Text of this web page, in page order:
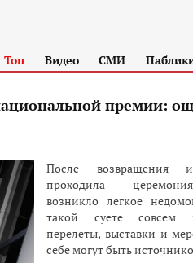
Топ Видео СМИ
премии:
После возвращения
проходила
возникло легкое
такой суете совсем
перелеты, выставки и
себе могут быть